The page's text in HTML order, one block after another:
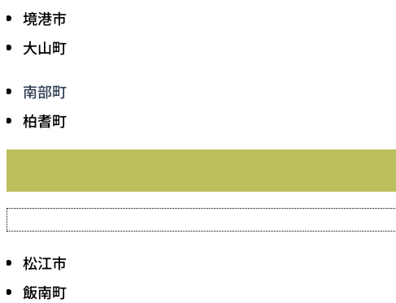
境港市
大山町
南部町
柏耆町
松江市
飯南町